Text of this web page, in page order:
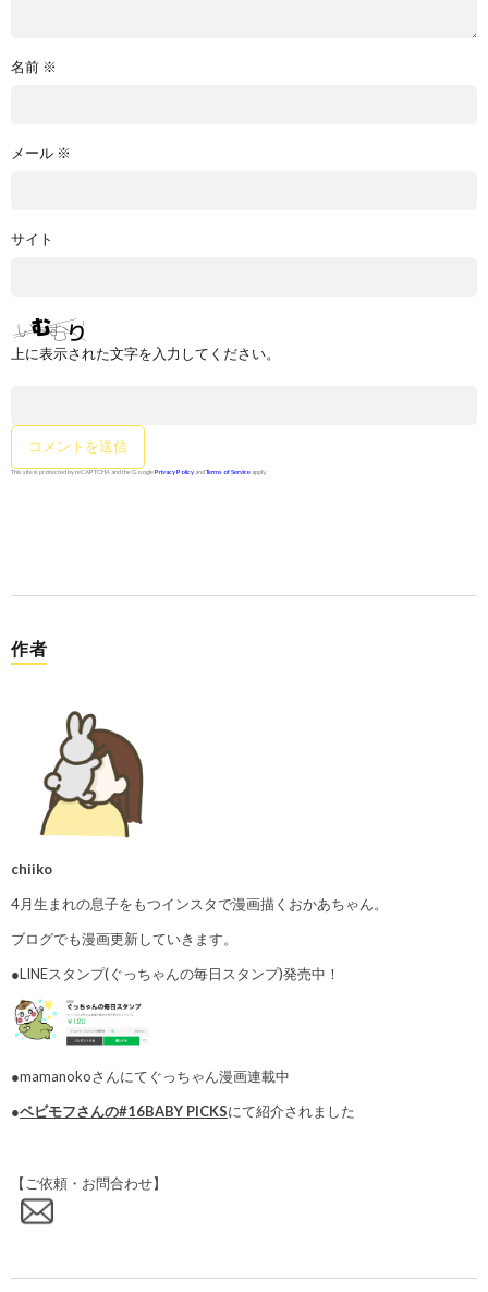
名前 ※
メール ※
サイト
上に表示された文字を入力してください。
This site is protected by reCAPTCHA and the GooglePrivacy Policy andTerms of Service apply.
作者
chiiko
4月生まれの息子をもつインスタで漫画描くおかあちゃん。
ブログでも漫画更新していきます。
●LINEスタンプ(ぐっちゃんの毎日スタンプ)発売中！
●mamanokoさんにてぐっちゃん漫画連載中
●ベビモフさんの#16BABY PICKSにて紹介されました
【ご依頼・お問合わせ】